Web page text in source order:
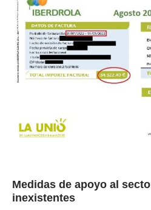
Medidas de apoyo al
inexistentes